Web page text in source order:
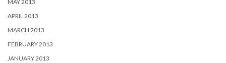
MAY 2013
APRIL 2013
MARCH 2013
FEBRUARY 2013
JANUARY 2013